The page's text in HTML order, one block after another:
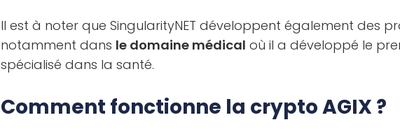
Il est à noter que SingularityNET développent également des
notamment dans le domaine médical où il a développé le
spécialisé dans la santé.
Comment fonctionne la crypto AGIX ?